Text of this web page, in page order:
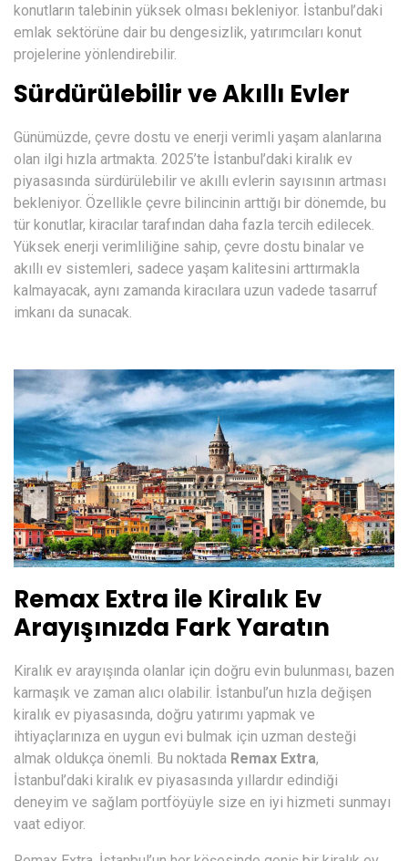
konutların talebinin yüksek olması bekleniyor. İstanbul’daki
emlak sektörüne dair bu dengesizlik, yatırımcıları konut
projelerine yönlendirebilir.
Sürdürülebilir ve Akıllı Evler
Günümüzde, çevre dostu ve enerji verimli yaşam alanlarına
olan ilgi hızla artmakta. 2025’te İstanbul’daki kiralık ev
piyasasında sürdürülebilir ve akıllı evlerin sayısının artması
bekleniyor. Özellikle çevre bilincinin arttığı bir dönemde, bu
tür konutlar, kiracılar tarafından daha fazla tercih edilecek.
Yüksek enerji verimliliğine sahip, çevre dostu binalar ve
akıllı ev sistemleri, sadece yaşam kalitesini arttırmakla
kalmayacak, aynı zamanda kiracılara uzun vadede tasarruf
imkanı da sunacak.
Remax Extra ile Kiralık Ev
Arayışınızda Fark Yaratın
Kiralık ev arayışında olanlar için doğru evin bulunması, bazen
karmaşık ve zaman alıcı olabilir. İstanbul’un hızla değişen
kiralık ev piyasasında, doğru yatırımı yapmak ve
ihtiyaçlarınıza en uygun evi bulmak için uzman desteği
almak oldukça önemli. Bu noktada Remax Extra,
İstanbul’daki kiralık ev piyasasında yıllardır edindiği
deneyim ve sağlam portföyüyle size en iyi hizmeti sunmayı
vaat ediyor.